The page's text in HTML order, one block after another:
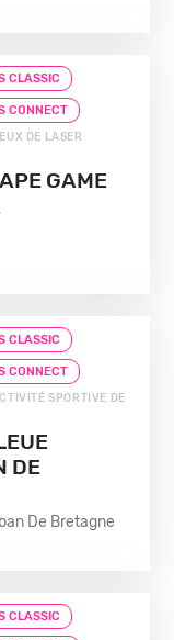
CLASSIC
CONNECT
DE LASER
GAME
CLASSIC
CONNECT
SPORTIVE DE
DE
De Bretagne
CLASSIC